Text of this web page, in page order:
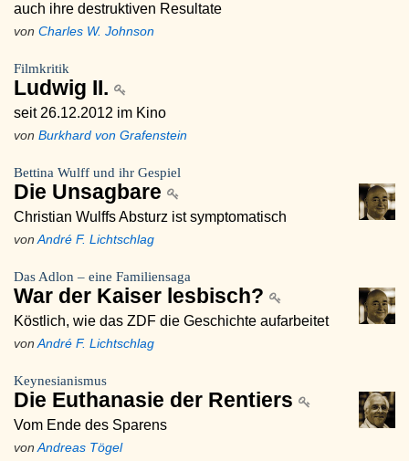
auch ihre destruktiven Resultate
von Charles W. Johnson
Filmkritik
Ludwig II.
seit 26.12.2012 im Kino
von Burkhard von Grafenstein
Bettina Wulff und ihr Gespiel
Die Unsagbare
Christian Wulffs Absturz ist symptomatisch
von André F. Lichtschlag
Das Adlon – eine Familiensaga
War der Kaiser lesbisch?
Köstlich, wie das ZDF die Geschichte aufarbeitet
von André F. Lichtschlag
Keynesianismus
Die Euthanasie der Rentiers
Vom Ende des Sparens
von Andreas Tögel